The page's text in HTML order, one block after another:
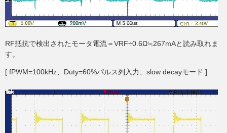
RF抵抗で検出されたモータ電流＝VRF÷0.6Ω≒267mAと読み取れま
す。
[ fPWM=100kHz、Duty=60%パルス列入力、slow decayモード ]